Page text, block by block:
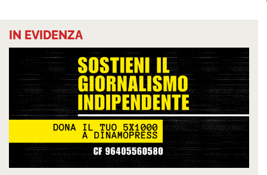
IN EVIDENZA